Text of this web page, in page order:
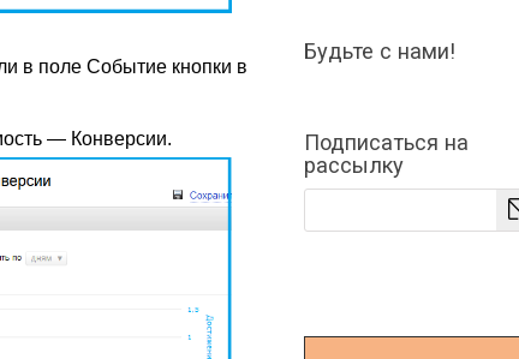
Будьте с нами!
Подписаться на
рассылку
в поле Событие кнопки в
— Конверсии.